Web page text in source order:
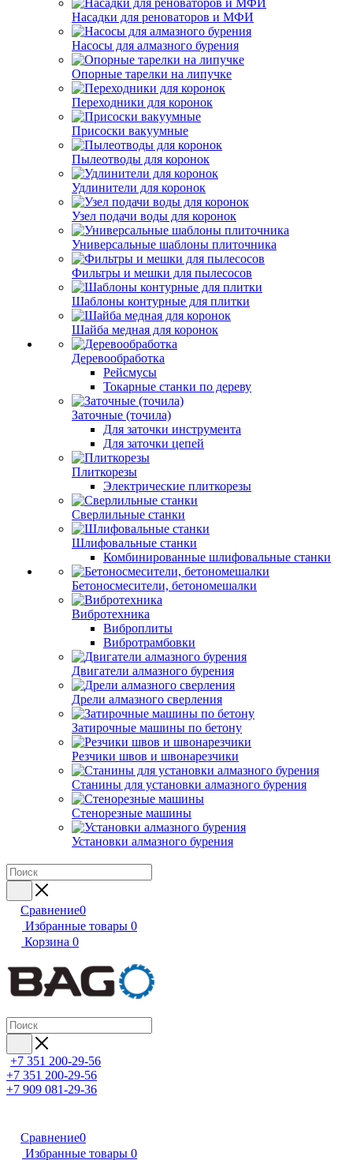
Насадки для реноваторов и МФИ
Насосы для алмазного бурения
Опорные тарелки на липучке
Переходники для коронок
Присоски вакуумные
Пылеотводы для коронок
Удлинители для коронок
Узел подачи воды для коронок
Универсальные шаблоны плиточника
Фильтры и мешки для пылесосов
Шаблоны контурные для плитки
Шайба медная для коронок
Деревообработка
Рейсмусы
Токарные станки по дереву
Заточные (точила)
Для заточки инструмента
Для заточки цепей
Плиткорезы
Электрические плиткорезы
Сверлильные станки
Шлифовальные станки
Комбинированные шлифовальные станки
Бетоносмесители, бетономешалки
Вибротехника
Виброплиты
Вибротрамбовки
Двигатели алмазного бурения
Дрели алмазного сверления
Затирочные машины по бетону
Резчики швов и швонарезчики
Станины для установки алмазного бурения
Стенорезные машины
Установки алмазного бурения
Сравнение0
Избранные товары 0
Корзина 0
+7 351 200-29-56
+7 351 200-29-56
+7 909 081-29-36
Сравнение0
Избранные товары 0